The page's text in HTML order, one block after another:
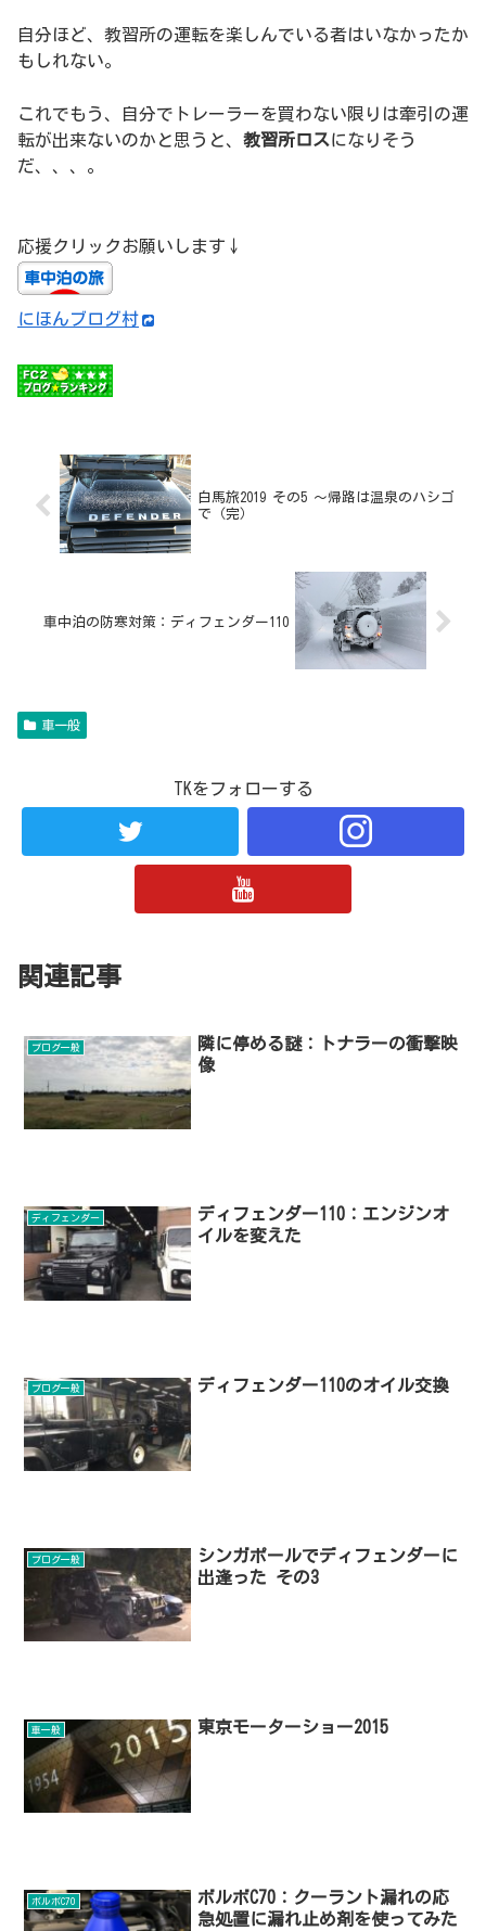
自分ほど、教習所の運転を楽しんでいる者はいなかったか
もしれない。
これでもう、自分でトレーラーを買わない限りは牽引の運
転が出来ないのかと思うと、 教習所ロスになりそう
だ、、、。
応援クリックお願いします↓
にほんブログ村
白馬旅2019 その5 〜帰路は温泉のハシゴ
で（完）
車中泊の防寒対策：ディフェンダー110
車一般
TKをフォローする
関連記事
ブログ一般
隣に停める謎：トナラーの衝撃映
像
ディフェンダー
ディフェンダー110：エンジンオ
イルを変えた
ブログ一般 ディフェンダー110のオイル交換
ブログ一般
シンガポールでディフェンダーに
出逢った その3
車一般 東京モーターショー2015
ボルボC70
ボルボC70：クーラント漏れの応
急処置に漏れ止め剤を使ってみた